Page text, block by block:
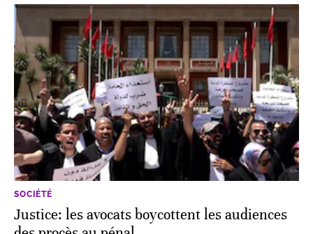
SOCIÉTÉ
Justice: les avocats boycottent les audiences